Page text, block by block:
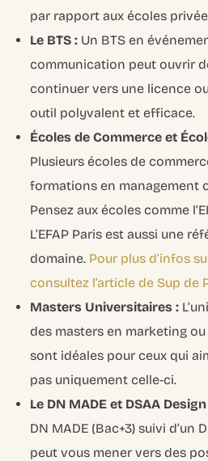
par rapport aux écoles
Le BTS : Un BTS en
communication peut ouvrir
continuer vers une licence ou
outil polyvalent et efficace.
Écoles de Commerce et
Plusieurs écoles de
formations en management
Pensez aux écoles comme
L’EFAP Paris est aussi une
domaine. Pour plus d’infos
consultez l’article de Sup de
Masters Universitaires :
des masters en marketing
sont idéales pour ceux qui
pas uniquement celle-ci.
Le DN MADE et DSAA
DN MADE (Bac+3) suivi d’un
peut vous mener vers des